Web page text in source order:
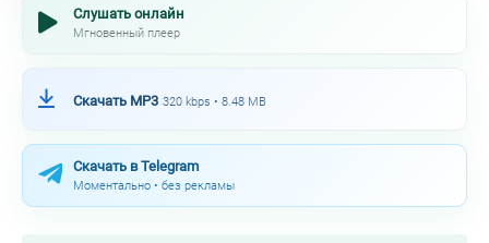
Слушать онлайн
Мгновенный плеер
Скачать MP3 320 kbps • 8.48 MB
Скачать в Telegram
Моментально • без рекламы